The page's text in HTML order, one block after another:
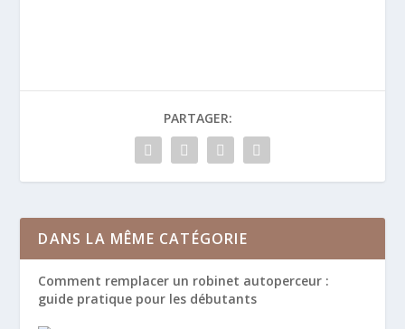
PARTAGER:
DANS LA MÊME CATÉGORIE
Comment remplacer un robinet autoperceur :
guide pratique pour les débutants